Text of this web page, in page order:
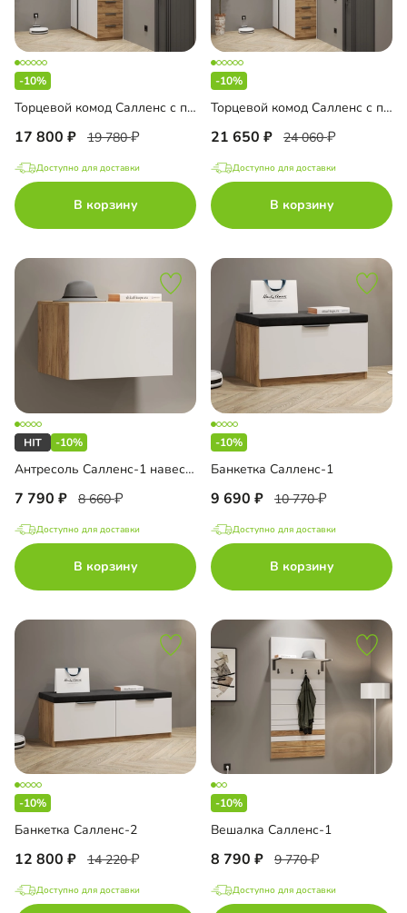
-10%
Торцевой комод Салленс с полками
17 800 19 780
Доступно для доставки
В корзину
-10%
Торцевой комод Салленс с полками и антресолью
21 650 24 060
Доступно для доставки
В корзину
-10%
Антресоль Салленс-1 навесная
7 790 8 660
Доступно для доставки
В корзину
-10%
Банкетка Салленс-1
9 690 10 770
Доступно для доставки
В корзину
-10%
Банкетка Салленс-2
12 800 14 220
Доступно для доставки
-10%
Вешалка Салленс-1
8 790 9 770
Доступно для доставки